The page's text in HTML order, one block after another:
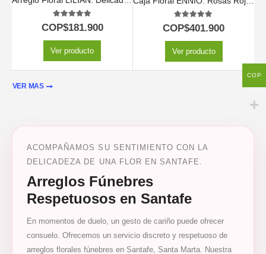
5.00out of 5
COP$181.900
Ver producto
5.00out of 5
COP$401.900
Ver producto
VER MAS
ACOMPAÑAMOS SU SENTIMIENTO CON LA
DELICADEZA DE UNA FLOR EN SANTAFE.
Arreglos Fúnebres
Respetuosos en Santafe
En momentos de duelo, un gesto de cariño puede ofrecer
consuelo. Ofrecemos un servicio discreto y respetuoso de
arreglos florales fúnebres en Santafe, Santa Marta. Nuestra
COP